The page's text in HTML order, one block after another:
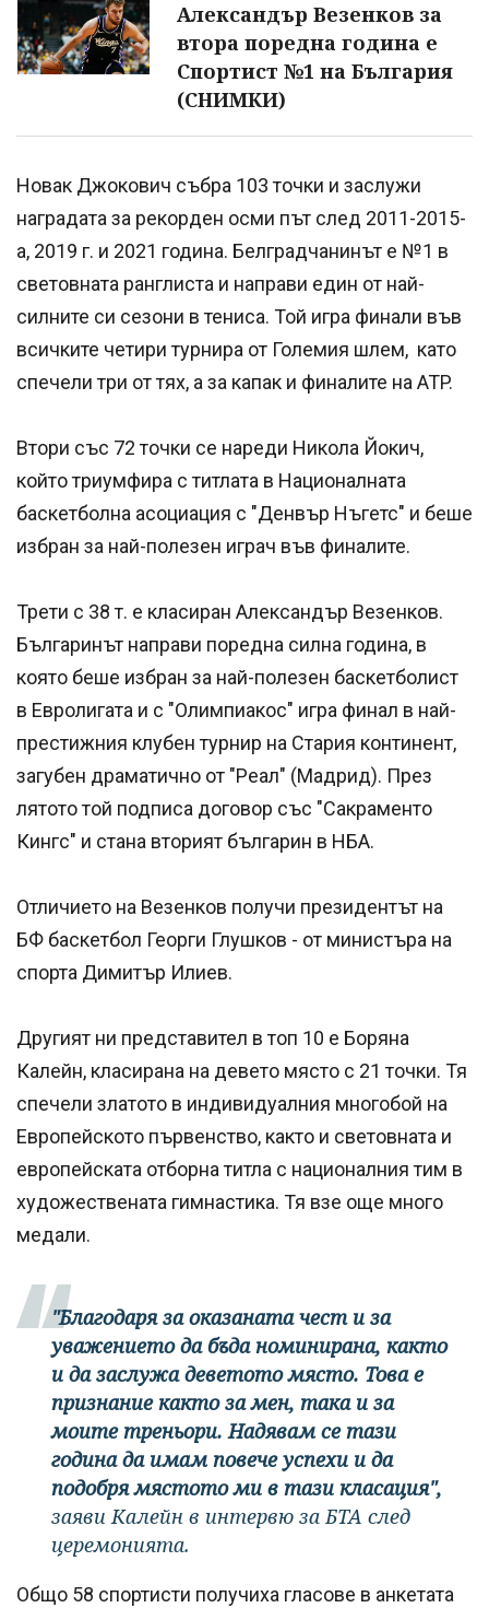
Александър Везенков за
втора поредна година е
Спортист №1 на България
(СНИМКИ)
Новак Джокович събра 103 точки и заслужи
наградата за рекорден осми път след 2011-2015-
а, 2019 г. и 2021 година. Белградчанинът е №1 в
световната ранглиста и направи един от най-
силните си сезони в тениса. Той игра финали във
всичките четири турнира от Големия шлем, като
спечели три от тях, а за капак и финалите на ATP.
Втори със 72 точки се нареди Никола Йокич,
който триумфира с титлата в Националната
баскетболна асоциация с "Денвър Нъгетс" и беше
избран за най-полезен играч във финалите.
Трети с 38 т. е класиран Александър Везенков.
Българинът направи поредна силна година, в
която беше избран за най-полезен баскетболист
в Евролигата и с "Олимпиакос" игра финал в най-
престижния клубен турнир на Стария континент,
загубен драматично от "Реал" (Мадрид). През
лятото той подписа договор със "Сакраменто
Кингс" и стана вторият българин в НБА.
Отличието на Везенков получи президентът на
БФ баскетбол Георги Глушков - от министъра на
спорта Димитър Илиев.
Другият ни представител в топ 10 е Боряна
Калейн, класирана на девето място с 21 точки. Тя
спечели златото в индивидуалния многобой на
Европейското първенство, както и световната и
европейската отборна титла с националния тим в
художествената гимнастика. Тя взе още много
медали.
"Благодаря за оказаната чест и за
уважението да бъда номинирана, както
и да заслужа деветото място. Това е
признание както за мен, така и за
моите треньори. Надявам се тази
година да имам повече успехи и да
подобря мястото ми в тази класация",
заяви Калейн в интервю за БТА след
церемонията.
Общо 58 спортисти получиха гласове в анкетата